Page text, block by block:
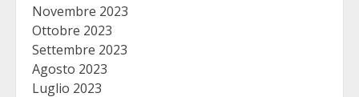
Novembre 2023
Ottobre 2023
Settembre 2023
Agosto 2023
Luglio 2023